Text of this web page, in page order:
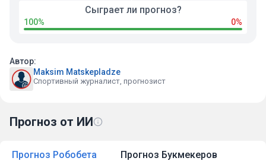
100%
Сыграет ли прогноз?
0%
Автор:
Maksim Matskepladze
Спортивный журналист, прогнозист
Прогноз от ИИ
Прогноз Робобета Прогноз Букмекеров